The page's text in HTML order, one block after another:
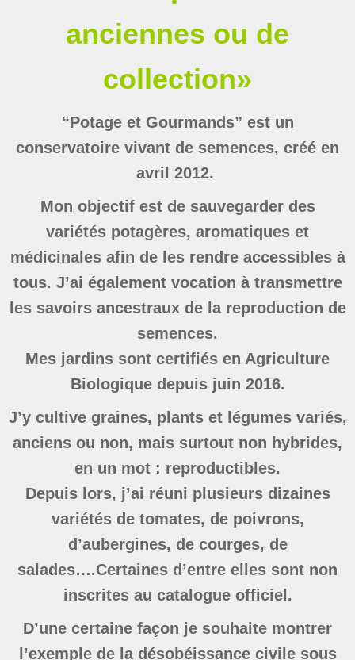
anciennes ou de
collection»
“Potage et Gourmands” est un
conservatoire vivant de semences, créé en
avril 2012.
Mon objectif est de sauvegarder des
variétés potagères, aromatiques et
médicinales afin de les rendre accessibles à
tous. J’ai également vocation à transmettre
les savoirs ancestraux de la reproduction de
semences.
Mes jardins sont certifiés en Agriculture
Biologique depuis juin 2016.
J’y cultive graines, plants et légumes variés,
anciens ou non, mais surtout non hybrides,
en un mot : reproductibles.
Depuis lors, j’ai réuni plusieurs dizaines
variétés de tomates, de poivrons,
d’aubergines, de courges, de
salades….Certaines d’entre elles sont non
inscrites au catalogue officiel.
D’une certaine façon je souhaite montrer
l’exemple de la désobéissance civile sous